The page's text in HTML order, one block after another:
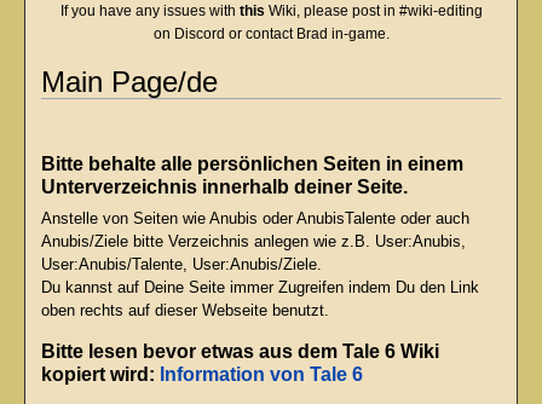
If you have any issues with this Wiki, please post in #wiki-editing
on Discord or contact Brad in-game.
Main Page/de
to
navigation
to
search
English Deutsch
Bitte behalte alle persönlichen Seiten in einem
Unterverzeichnis innerhalb deiner Seite.
Anstelle von Seiten wie Anubis oder AnubisTalente oder auch
Anubis/Ziele bitte Verzeichnis anlegen wie z.B. User:Anubis,
User:Anubis/Talente, User:Anubis/Ziele.
Du kannst auf Deine Seite immer Zugreifen indem Du den Link
oben rechts auf dieser Webseite benutzt.
Bitte lesen bevor etwas aus dem Tale 6 Wiki
kopiert wird: Information von Tale 6